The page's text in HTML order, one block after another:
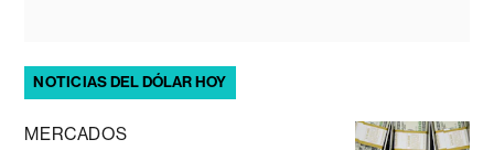
NOTICIAS DEL DÓLAR HOY
MERCADOS